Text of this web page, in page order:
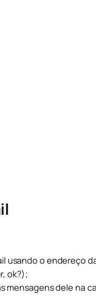
usando o endereço
ok?);
mensagens dele na